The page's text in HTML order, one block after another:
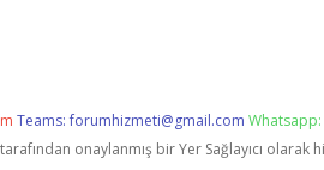
Teams:forumhizmeti@gmail.com
onaylanmış bir Yer Sağlayıcı